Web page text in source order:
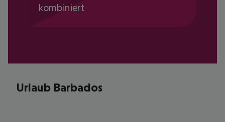
kombiniert
Urlaub Barbados